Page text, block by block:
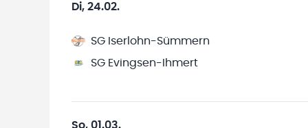
Di, 24.02.
SG Iserlohn-Sümmern
SG Evingsen-Ihmert
So, 01.03.